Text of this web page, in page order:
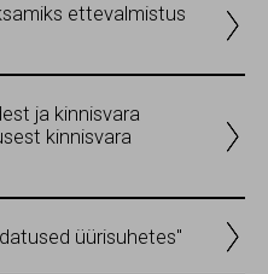
ettevalmistus
ja kinnisvara
kinnisvara
üürisuhetes"